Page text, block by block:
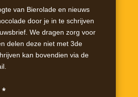
van Bierolade en nieuws
door je in te schrijven
We dragen zorg voor
delen deze niet met 3de
kan bovendien via de
*